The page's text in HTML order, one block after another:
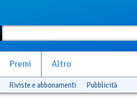
Premi Altro
Riviste e abbonamenti Pubblicità